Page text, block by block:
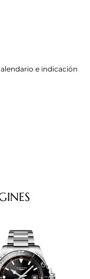
e indicación